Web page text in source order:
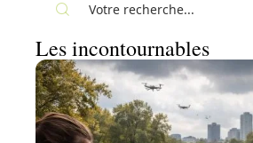
Les incontournables